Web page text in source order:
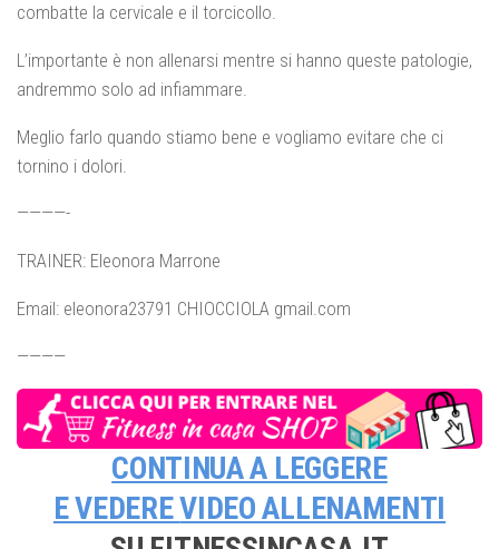
combatte la cervicale e il torcicollo.
L’importante è non allenarsi mentre si hanno queste patologie,
andremmo solo ad infiammare.
Meglio farlo quando stiamo bene e vogliamo evitare che ci
tornino i dolori.
————-
TRAINER: Eleonora Marrone
Email: eleonora23791 CHIOCCIOLA gmail.com
————
CONTINUA A LEGGERE
E VEDEREVIDEO ALLENAMENTI